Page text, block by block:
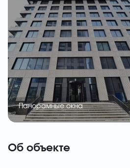
Панорамные окна
Об объекте